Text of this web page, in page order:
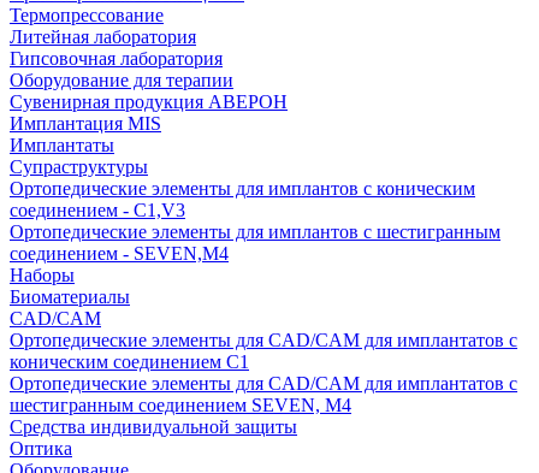
Термопрессование
Литейная лаборатория
Гипсовочная лаборатория
Оборудование для терапии
Сувенирная продукция АВЕРОН
Имплантация MIS
Имплантаты
Супраструктуры
Ортопедические элементы для имплантов с коническим
соединением - C1,V3
Ортопедические элементы для имплантов с шестигранным
соединением - SEVEN,M4
Наборы
Биоматериалы
CAD/CAM
Ортопедические элементы для CAD/CAM для имплантатов с
коническим соединением С1
Ортопедические элементы для CAD/CAM для имплантатов с
шестигранным соединением SEVEN, М4
Средства индивидуальной защиты
Оптика